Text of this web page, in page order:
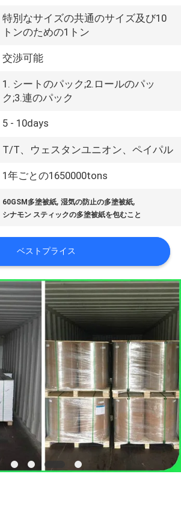
特別なサイズの共通のサイズ及び10
トンのための1トン
交渉可能
1. シートのパック;2.ロールのパッ
ク;3.連のパック
5 - 10days
T/T、ウェスタンユニオン、ペイパル
1年ごとの1650000tons
60GSM多塗被紙,湿気の防止の多塗被紙,
シナモン スティックの多塗被紙を包むこと
ベストプライス